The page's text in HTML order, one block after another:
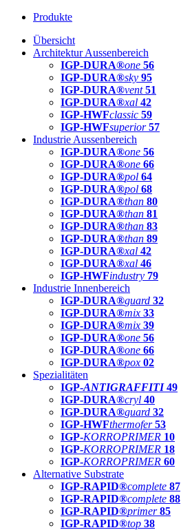
Produkte
Übersicht
Architektur Aussenbereich
IGP-DURA®one 56
IGP-DURA®sky 95
IGP-DURA®vent 51
IGP-DURA®xal 42
IGP-HWFclassic 59
IGP-HWFsuperior 57
Industrie Aussenbereich
IGP-DURA®one 56
IGP-DURA®one 66
IGP-DURA®pol 64
IGP-DURA®pol 68
IGP-DURA®than 80
IGP-DURA®than 81
IGP-DURA®than 83
IGP-DURA®than 89
IGP-DURA®xal 42
IGP-DURA®xal 46
IGP-HWFindustry 79
Industrie Innenbereich
IGP-DURA®guard 32
IGP-DURA®mix 33
IGP-DURA®mix 39
IGP-DURA®one 56
IGP-DURA®one 66
IGP-DURA®pox 02
Spezialitäten
IGP-ANTIGRAFFITI49
IGP-DURA®cryl 40
IGP-DURA®guard 32
IGP-HWFthermofer 53
IGP-KORROPRIMER 10
IGP-KORROPRIMER 18
IGP-KORROPRIMER 60
Alternative Substrate
IGP-RAPID®complete 87
IGP-RAPID®complete 88
IGP-RAPID®primer 85
IGP-RAPID®top 38